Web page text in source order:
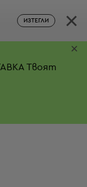
ИЗТЕГЛИ ×
Твоят
×